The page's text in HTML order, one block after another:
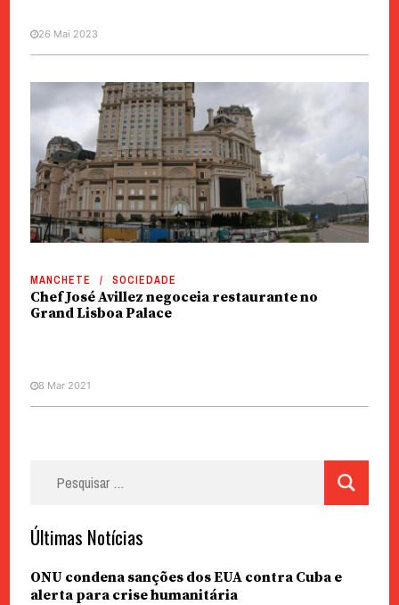
26 Mai 2023
MANCHETE SOCIEDADE
Chef José Avillez negoceia restaurante no
Grand Lisboa Palace
8 Mar 2021
Últimas Notícias
ONU condena sanções dos EUA contra Cuba e
alerta para crise humanitária